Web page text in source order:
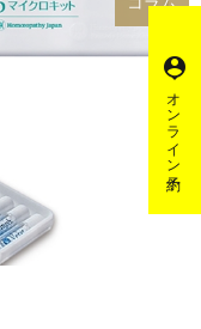
person_pin
オンライン予約